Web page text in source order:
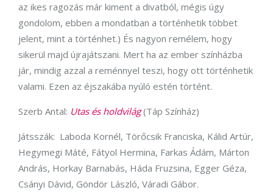
az ikes ragozás már kiment a divatból, mégis úgy
gondolom, ebben a mondatban a történhetik többet
jelent, mint a történhet.) És nagyon remélem, hogy
sikerül majd újrajátszani. Mert ha az ember színházba
jár, mindig azzal a reménnyel teszi, hogy ott történhetik
valami. Ezen az éjszakába nyúló estén történt.
Szerb Antal: Utas és holdvilág(Táp Színház)
Játsszák: Laboda Kornél, Törőcsik Franciska, Kálid Artúr,
Hegymegi Máté, Fátyol Hermina, Farkas Ádám, Márton
András, Horkay Barnabás, Háda Fruzsina, Egger Géza,
Csányi Dávid, Göndör László, Váradi Gábor.